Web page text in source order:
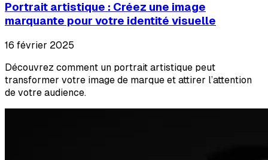
Portrait artistique : Créez une image
marquante pour votre identité visuelle
16 février 2025
Découvrez comment un portrait artistique peut
transformer votre image de marque et attirer l’attention
de votre audience.